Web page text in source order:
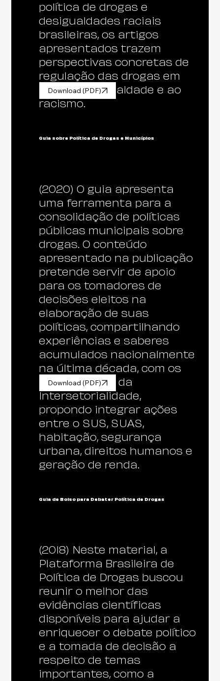
política de drogas e
desigualdades raciais
brasileiras, os artigos
apresentados trazem
perspectivas concretas de
regulação das drogas em
meio à desigualdade e ao
racismo.
Download (PDF)
Guia sobre Política de Drogas e Municípios
(2020) O guia apresenta
uma ferramenta para a
consolidação de políticas
públicas municipais sobre
drogas. O conteúdo
apresentado na publicação
pretende servir de apoio
para os tomadores de
decisões eleitos na
elaboração de suas
políticas, compartilhando
experiências e saberes
acumulados nacionalmente
na última década, com os
pressupostos da
Intersetorialidade,
propondo integrar ações
entre o SUS, SUAS,
habitação, segurança
urbana, direitos humanos e
geração de renda.
Download (PDF)
Guia de Bolso para Debater Política de Drogas
(2018) Neste material, a
Plataforma Brasileira de
Política de Drogas buscou
reunir o melhor das
evidências científicas
disponíveis para ajudar a
enriquecer o debate político
e a tomada de decisão a
respeito de temas
importantes, como a